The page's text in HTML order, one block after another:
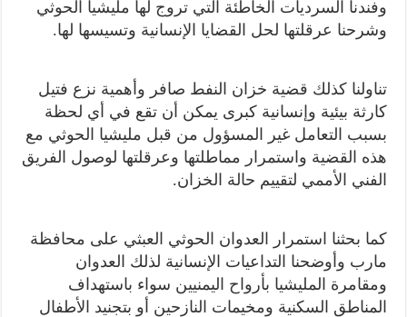
وفندنا السرديات الخاطئة التيتروج لها مليشيا الحوثي
وشرحنا عرقلتها لحل القضايا الإنسانية وتسيسها لها.
تناولناكذلك قضية خزان النفط صافر وأهمية نزع فتيل
كارثة بيئية وإنسانية كبرى يمكن أن تقع في أي لحظة
بسبب التعامل غير المسؤول من قبل مليشيا الحوثي مع
هذه القضية واستمرار مماطلتها وعرقلتها لوصول الفريق
الفني الأممي لتقييم حالة الخزان.
كما بحثنا استمرار العدوان الحوثي العبثي على محافظة
مارب وأوضحنا التداعيات الإنسانية لذلك العدوان
ومقامرة المليشيا بأرواح اليمنيين سواء باستهداف
المناطق السكنية ومخيمات النازحين أو بتجنيد الأطفال